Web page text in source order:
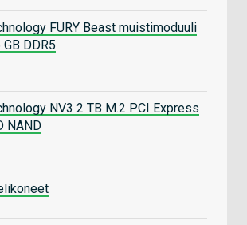
FURY Beast muistimoduuli
DDR5
NV3 2 TB M.2 PCI Express
NAND